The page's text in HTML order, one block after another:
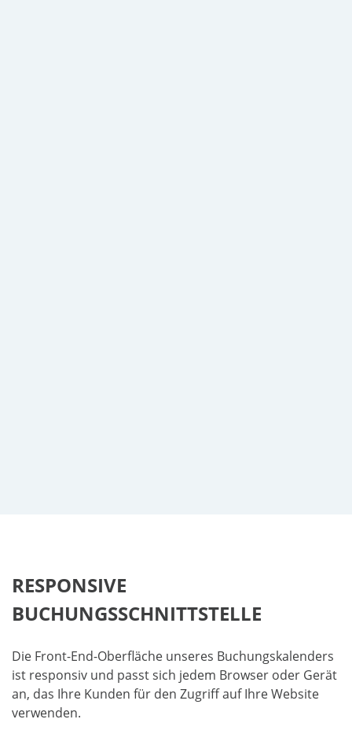
RESPONSIVE
BUCHUNGSSCHNITTSTELLE
Die Front-End-Oberfläche unseres Buchungskalenders
ist responsiv und passt sich jedem Browser oder Gerät
an, das Ihre Kunden für den Zugriff auf Ihre Website
verwenden.